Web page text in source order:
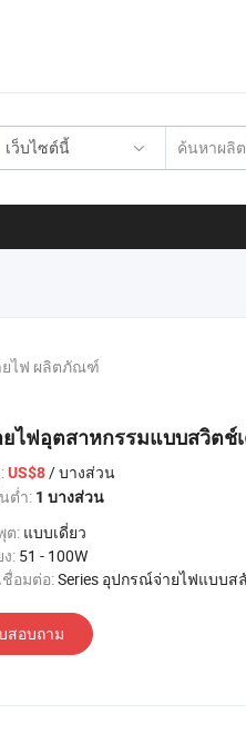
เว็บไซต์นี้
ยไฟ ผลิตภัณฑ์
ไฟอุตสาหกรรมแบบสวิตช์
US$8/ บางส่วน
ต่ำ: 1 บางส่วน
ต: แบบเดี่ยว
: 51 - 100W
อมต่อ:Series อุปกรณ์จ่ายไฟแบบส
สอบถาม